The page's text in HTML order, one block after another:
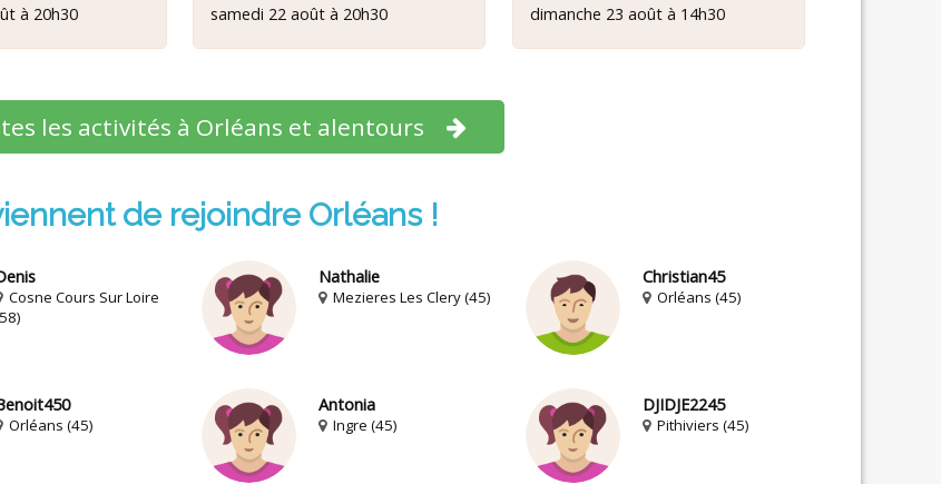
à 20h30 samedi 22 août à 20h30 dimanche 23 août à 14h30
les activités à Orléans et alentours
de rejoindre Orléans !
Cosne Cours Sur Loire
Nathalie
Mezieres Les Clery (45)
Christian45
Orléans (45)
Orléans (45)
Antonia
Ingre (45)
DJIDJE2245
Pithiviers (45)